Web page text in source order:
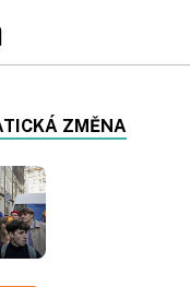
ZMĚNA